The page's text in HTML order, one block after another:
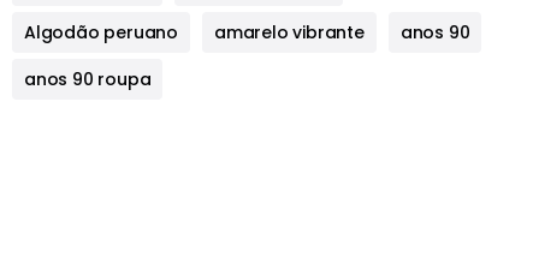
Algodão peruano
amarelo vibrante
anos 90
anos 90 roupa